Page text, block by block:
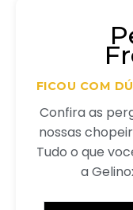
FICOU COM
Confira as
nossas
Tudo o que
a